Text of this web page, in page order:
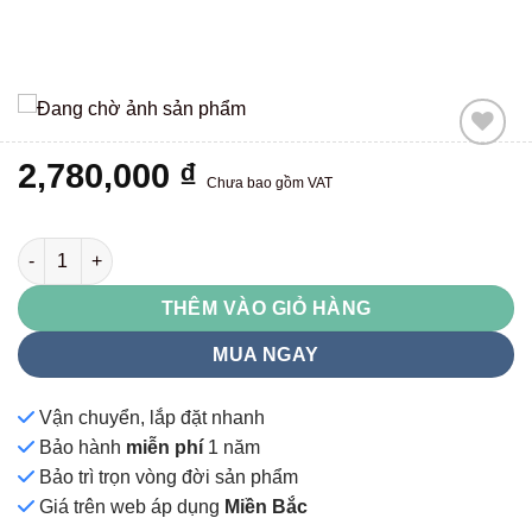
2,780,000 ₫ Chưa bao gồm VAT
HSGG01 số lượng
THÊM VÀO GIỎ HÀNG
MUA NGAY
Vận chuyển, lắp đặt nhanh
Bảo hành miễn phí 1 năm
Bảo trì trọn vòng đời sản phẩm
Giá trên web áp dụng Miền Bắc